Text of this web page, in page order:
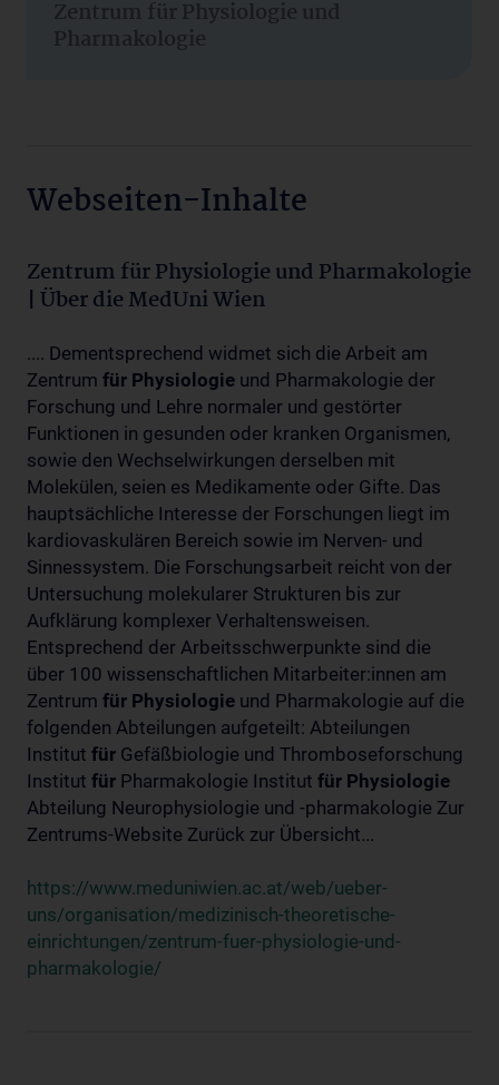
Zentrum für Physiologie und
Pharmakologie
Webseiten-Inhalte
Zentrum für Physiologie und Pharmakologie
| Über die MedUni Wien
.... Dementsprechend widmet sich die Arbeit am
Zentrum für Physiologie und Pharmakologie der
Forschung und Lehre normaler und gestörter
Funktionen in gesunden oder kranken Organismen,
sowie den Wechselwirkungen derselben mit
Molekülen, seien es Medikamente oder Gifte. Das
hauptsächliche Interesse der Forschungen liegt im
kardiovaskulären Bereich sowie im Nerven- und
Sinnessystem. Die Forschungsarbeit reicht von der
Untersuchung molekularer Strukturen bis zur
Aufklärung komplexer Verhaltensweisen.
Entsprechend der Arbeitsschwerpunkte sind die
über 100 wissenschaftlichen Mitarbeiter:innen am
Zentrum für Physiologie und Pharmakologie auf die
folgenden Abteilungen aufgeteilt: Abteilungen
Institut für Gefäßbiologie und Thromboseforschung
Institut für Pharmakologie Institut für Physiologie
Abteilung Neurophysiologie und -pharmakologie Zur
Zentrums-Website Zurück zur Übersicht...
https://www.meduniwien.ac.at/web/ueber-
uns/organisation/medizinisch-theoretische-
einrichtungen/zentrum-fuer-physiologie-und-
pharmakologie/